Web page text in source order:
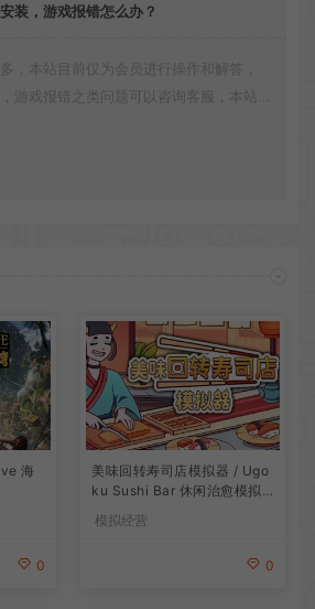
装，游戏报错怎么办？
，本站目前仅为会员进行操作和解答，
游戏报错之类问题可以咨询客服，本站
海
0
美味回转寿司店模拟器 / Ugo
ku Sushi Bar 休闲治愈模拟
游戏
模拟经营
0